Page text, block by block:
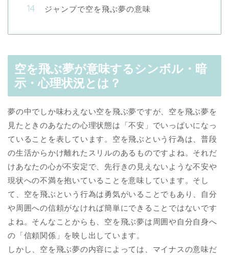
ジャンプで空を飛ぶ夢の意味
空を飛ぶ夢が意味するシンボル・暗
示・心理状況とは？
夢の中でしか味わえない空を飛ぶ夢ですが、空を飛ぶ夢を
見たときのあなたの心理状態は「不安」でいっぱいになっ
ていることを表しています。空を飛ぶという行為は、普段
の生活からかけ離れたスリルのあるものですよね。それだ
けあなたの心が不安定で、先行きの見えないような不安や
現状への不満を抱いていることを意味しています。そし
て、空を飛ぶという行為は勇気がいることでもあり、自分
や周囲への信頼がなければ簡単にできることではないです
よね。そんなことからも、空を飛ぶ夢は周囲や自分自身へ
の「信頼関係」を映し出しています。
しかし、空を飛ぶ夢の内容によっては、マイナスの意味だ